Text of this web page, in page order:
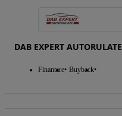
DAB EXPERT AUTORULATE
Finantare Buyback